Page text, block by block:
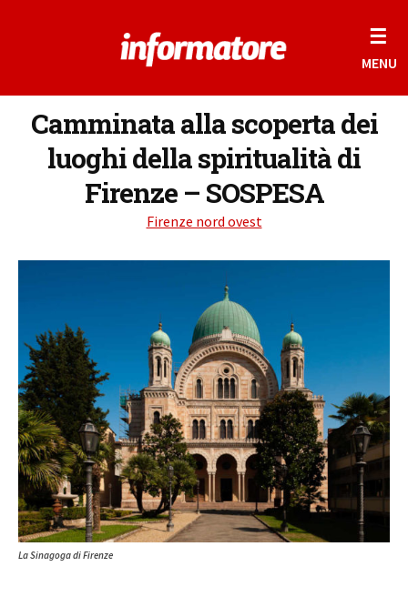
☰
MENU
Camminata alla scoperta dei
luoghi della spiritualità di
Firenze – SOSPESA
Firenze nord ovest
La Sinagoga di Firenze